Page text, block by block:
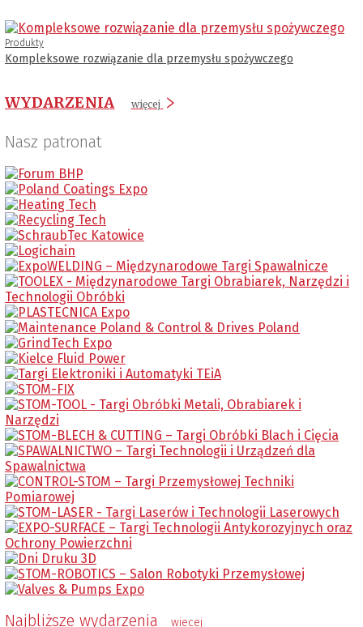
Produkty
Kompleksowe rozwiązanie dla przemysłu spożywczego
WYDARZENIA więcej
Nasz patronat
Najbliższe wydarzenia wiecej